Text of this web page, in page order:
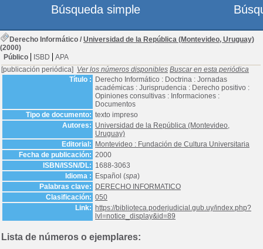
Derecho Informático / Universidad de la República (Montevideo, Uruguay)
(2000)
Público
ISBD
APA
[publicación periódica] Ver los números disponibles Buscar en esta periódica
Título :
Derecho Informático : Doctrina : Jornadas
académicas : Jurisprudencia : Derecho positivo :
Opiniones consultivas : Informaciones :
Documentos
Tipo de documento: texto impreso
Autores: Universidad de la República (Montevideo,
Uruguay)
Editorial:
Montevideo : Fundación de Cultura Universitaria
Fecha de publicación: 2000
ISBN/ISSN/DL: 1688-3063
Idioma :
Español (spa)
Palabras clave:
DERECHO INFORMATICO
Clasificación: 050
Link:
https://biblioteca.poderjudicial.gub.uy/index.php?
lvl=notice_display&id=89
Lista de números o ejemplares:
Búsqueda simple